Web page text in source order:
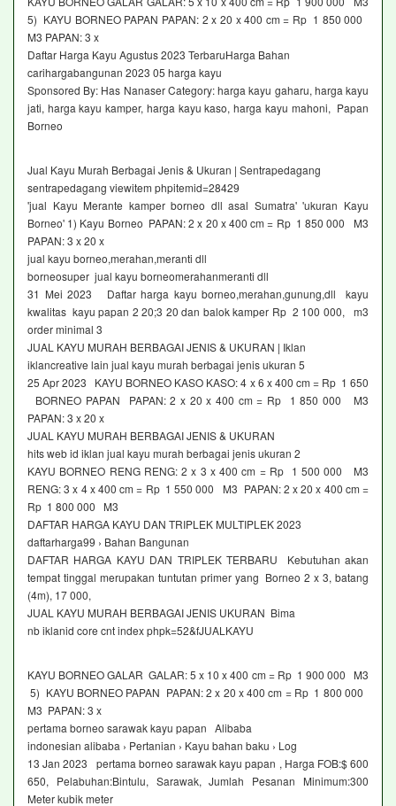
5) KAYU BORNEO PAPAN PAPAN: 2 x 20 x 400 cm = Rp 1 850 000
M3 PAPAN: 3 x
Daftar Harga Kayu Agustus 2023 TerbaruHarga Bahan
carihargabangunan 2023 05 harga kayu
Sponsored By: Has Nanaser Category: harga kayu gaharu, harga kayu
jati, harga kayu kamper, harga kayu kaso, harga kayu mahoni, Papan
Borneo
Jual Kayu Murah Berbagai Jenis & Ukuran | Sentrapedagang
sentrapedagang viewitem phpitemid=28429
'jual Kayu Merante kamper borneo dll asal Sumatra' 'ukuran Kayu
Borneo' 1) Kayu Borneo PAPAN: 2 x 20 x 400 cm = Rp 1 850 000 M3
PAPAN: 3 x 20 x
jual kayu borneo,merahan,meranti dll
borneosuper jual kayu borneomerahanmeranti dll
31 Mei 2023 Daftar harga kayu borneo,merahan,gunung,dll kayu
kwalitas kayu papan 2 20;3 20 dan balok kamper Rp 2 100 000, m3
order minimal 3
JUAL KAYU MURAH BERBAGAI JENIS & UKURAN | Iklan
iklancreative lain jual kayu murah berbagai jenis ukuran 5
25 Apr 2023 KAYU BORNEO KASO KASO: 4 x 6 x 400 cm = Rp 1 650
BORNEO PAPAN PAPAN: 2 x 20 x 400 cm = Rp 1 850 000 M3
PAPAN: 3 x 20 x
JUAL KAYU MURAH BERBAGAI JENIS & UKURAN
hits web id iklan jual kayu murah berbagai jenis ukuran 2
KAYU BORNEO RENG RENG: 2 x 3 x 400 cm = Rp 1 500 000 M3
RENG: 3 x 4 x 400 cm = Rp 1 550 000 M3 PAPAN: 2 x 20 x 400 cm =
Rp 1 800 000 M3
DAFTAR HARGA KAYU DAN TRIPLEK MULTIPLEK 2023
daftarharga99 › Bahan Bangunan
DAFTAR HARGA KAYU DAN TRIPLEK TERBARU Kebutuhan akan
tempat tinggal merupakan tuntutan primer yang Borneo 2 x 3, batang
(4m), 17 000,
JUAL KAYU MURAH BERBAGAI JENIS UKURAN Bima
nb iklanid core cnt index phpk=52&fJUALKAYU
KAYU BORNEO GALAR GALAR: 5 x 10 x 400 cm = Rp 1 900 000 M3
5) KAYU BORNEO PAPAN PAPAN: 2 x 20 x 400 cm = Rp 1 800 000
M3 PAPAN: 3 x
pertama borneo sarawak kayu papan Alibaba
indonesian alibaba › Pertanian › Kayu bahan baku › Log
13 Jan 2023 pertama borneo sarawak kayu papan , Harga FOB:$ 600
650, Pelabuhan:Bintulu, Sarawak, Jumlah Pesanan Minimum:300
Meter kubik meter